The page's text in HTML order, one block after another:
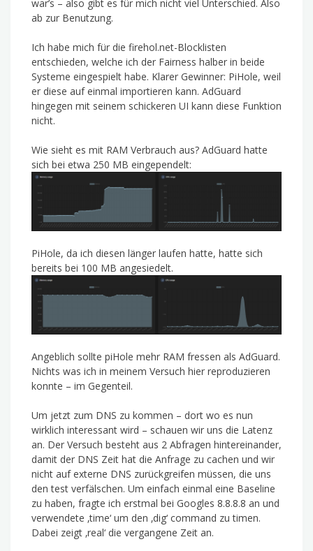
war’s – also gibt es für mich nicht viel Unterschied. Also
ab zur Benutzung.
Ich habe mich für die firehol.net-Blocklisten
entschieden, welche ich der Fairness halber in beide
Systeme eingespielt habe. Klarer Gewinner: PiHole, weil
er diese auf einmal importieren kann. AdGuard
hingegen mit seinem schickeren UI kann diese Funktion
nicht.
Wie sieht es mit RAM Verbrauch aus? AdGuard hatte
sich bei etwa 250 MB eingependelt:
PiHole, da ich diesen länger laufen hatte, hatte sich
bereits bei 100 MB angesiedelt.
Angeblich sollte piHole mehr RAM fressen als AdGuard.
Nichts was ich in meinem Versuch hier reproduzieren
konnte – im Gegenteil.
Um jetzt zum DNS zu kommen – dort wo es nun
wirklich interessant wird – schauen wir uns die Latenz
an. Der Versuch besteht aus 2 Abfragen hintereinander,
damit der DNS Zeit hat die Anfrage zu cachen und wir
nicht auf externe DNS zurückgreifen müssen, die uns
den test verfälschen. Um einfach einmal eine Baseline
zu haben, fragte ich erstmal bei Googles 8.8.8.8 an und
verwendete ‚time‘ um den ‚dig‘ command zu timen.
Dabei zeigt ‚real‘ die vergangene Zeit an.